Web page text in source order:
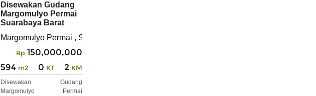
Disewakan Gudang
Margomulyo Permai
Suarabaya Barat
Margomulyo Permai , Surabaya Barat
Rp 150,000,000
594 m2 0 KT 2 KM
Disewakan Gudang
Margomulyo Permai